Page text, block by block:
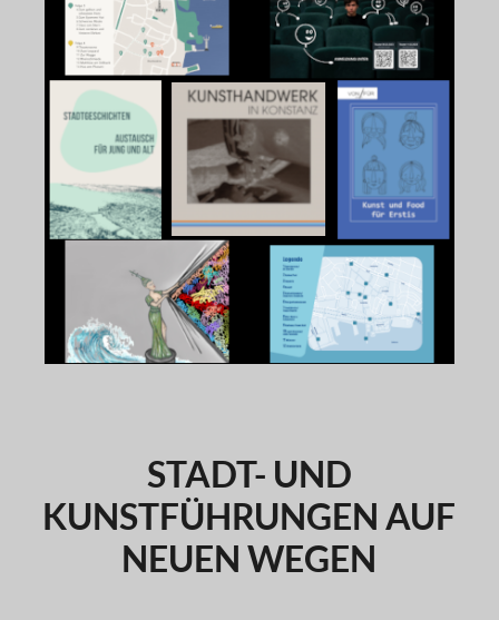
STADT- UND
KUNSTFÜHRUNGEN AUF
NEUEN WEGEN